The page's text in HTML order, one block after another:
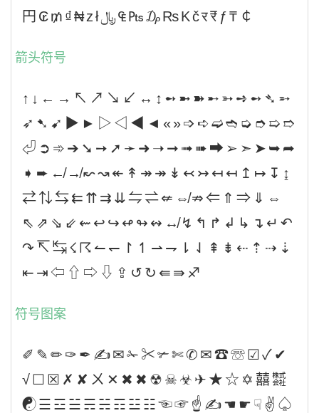
円₢₥₫₦zł﷼₠₧₯₨Kčर₹ƒ₸￠
箭头符号
↑↓←→↖↗↘↙↔↕➻➼➽➸➳➺➻➴➵
➶➷➹▶►▷◁◀◄«»➩➪➫➬➭➮➯➱
⏎➲➾➔➘➙➚➛➜➝➞➟➠➡➢➣➤➥➦
➧➨↚↛↜↝↞↟↠↠↡↢↣↤↤↥↦↧↨
⇄⇅⇆⇇⇈⇉⇊⇋⇌⇍⇎⇏⇐⇑⇒⇓⇔
⇖⇗⇘⇙⇜↩↪↫↬↭↮↯↰↱↲↳↴↵↶
↷↸↹☇☈↼↽↾↿⇀⇁⇂⇃⇞⇟⇠⇡⇢⇣
⇤⇥⇦⇧⇨⇩⇪↺↻⇚⇛♐
符号图案
✐✎✏✑✒✍✉✁✂✃✄✆✉☎☏☑✓✔
√☐☒✗✘ㄨ✕✖✖☢☠☣✈★☆✡囍㍿
☯☰☲☱☴☵☶☳☷☜☞☝✍☚☛☟✌♤